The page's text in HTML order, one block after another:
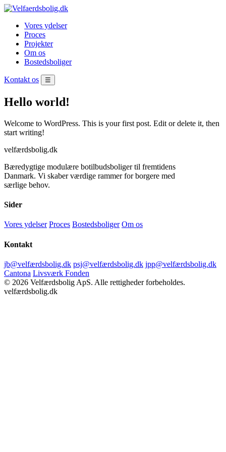
Vores ydelser
Proces
Projekter
Om os
Bostedsboliger
Kontakt os ☰
Hello world!
Welcome to WordPress. This is your first post. Edit or delete it, then
start writing!
velfærdsbolig.dk
Bæredygtige modulære botilbudsboliger til fremtidens
Danmark. Vi skaber værdige rammer for borgere med
særlige behov.
Sider
Vores ydelser Proces Bostedsboliger Om os
Kontakt
jb@velfærdsbolig.dk psj@velfærdsbolig.dk jpp@velfærdsbolig.dk
Cantona Livsværk Fonden
© 2026 Velfærdsbolig ApS. Alle rettigheder forbeholdes.
velfærdsbolig.dk